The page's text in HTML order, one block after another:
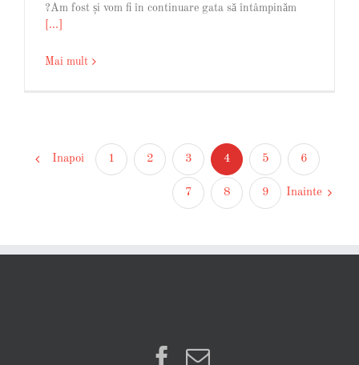
?Am fost și vom fi în continuare gata să întâmpinăm
[...]
Mai mult
Inapoi 1 2 3 4 5 6
7 8 9 Inainte